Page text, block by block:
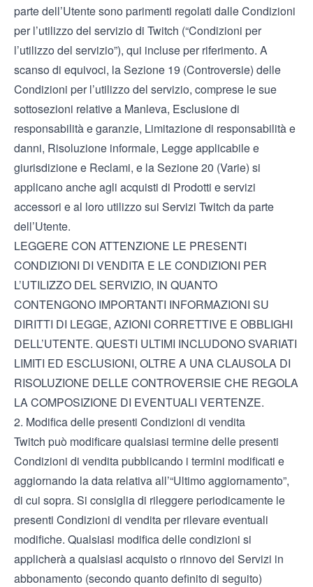
parte dell’Utente sono parimenti regolati dalleCondizioni
per l’utilizzo del serviziodi Twitch (“Condizioni per
l’utilizzo del servizio”), qui incluse per riferimento. A
scanso di equivoci, la Sezione 19 (Controversie) delle
Condizioni per l’utilizzo del servizio, comprese le sue
sottosezioni relative a Manleva, Esclusione di
responsabilità e garanzie, Limitazione di responsabilità e
danni, Risoluzione informale, Legge applicabile e
giurisdizione e Reclami, e la Sezione 20 (Varie) si
applicano anche agli acquisti di Prodotti e servizi
accessori e al loro utilizzo sui Servizi Twitch da parte
dell’Utente.
LEGGERE CON ATTENZIONE LE PRESENTI
CONDIZIONI DI VENDITA E LE CONDIZIONI PER
L’UTILIZZO DEL SERVIZIO, IN QUANTO
CONTENGONO IMPORTANTI INFORMAZIONI SU
DIRITTI DI LEGGE, AZIONI CORRETTIVE E OBBLIGHI
DELL’UTENTE. QUESTI ULTIMI INCLUDONO SVARIATI
LIMITI ED ESCLUSIONI, OLTRE A UNA CLAUSOLA DI
RISOLUZIONE DELLE CONTROVERSIE CHE REGOLA
LA COMPOSIZIONE DI EVENTUALI VERTENZE.
2. Modifica delle presenti Condizioni di vendita
Twitch può modificare qualsiasi termine delle presenti
Condizioni di vendita pubblicando i termini modificati e
aggiornando la data relativa all’“Ultimo aggiornamento”,
di cui sopra. Si consiglia di rileggere periodicamente le
presenti Condizioni di vendita per rilevare eventuali
modifiche. Qualsiasi modifica delle condizioni si
applicherà a qualsiasi acquisto o rinnovo dei Servizi in
abbonamento (secondo quanto definito di seguito)